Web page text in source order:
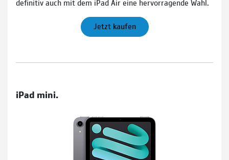
definitiv auch mit dem iPad Air eine hervorragende Wahl.
Jetzt kaufen
iPad mini.